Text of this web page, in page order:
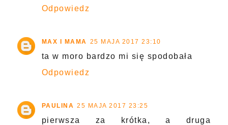
Odpowiedz
MAX I MAMA 25 MAJA 2017 23:10
ta w moro bardzo mi się spodobała
Odpowiedz
PAULINA 25 MAJA 2017 23:25
pierwsza za krótka, a druga